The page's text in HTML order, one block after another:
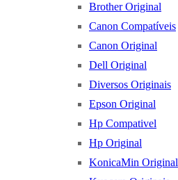
Brother Original
Canon Compatíveis
Canon Original
Dell Original
Diversos Originais
Epson Original
Hp Compativel
Hp Original
KonicaMin Original